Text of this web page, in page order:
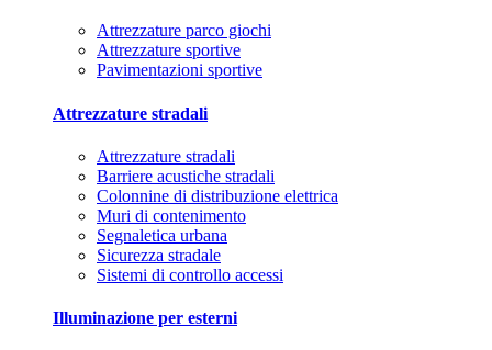
Attrezzature parco giochi
Attrezzature sportive
Pavimentazioni sportive
Attrezzature stradali
Attrezzature stradali
Barriere acustiche stradali
Colonnine di distribuzione elettrica
Muri di contenimento
Segnaletica urbana
Sicurezza stradale
Sistemi di controllo accessi
Illuminazione per esterni